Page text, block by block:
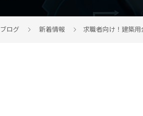
ブログ 新着情報 求職者向け！建築